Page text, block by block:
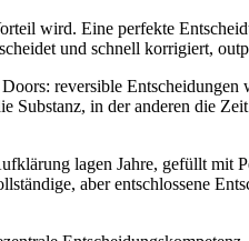
wird. Eine perfekte
und schnell korrigiert,
reversible
Substanz, in der anderen die
lagen Jahre, gefüllt mit
aber entschlossene